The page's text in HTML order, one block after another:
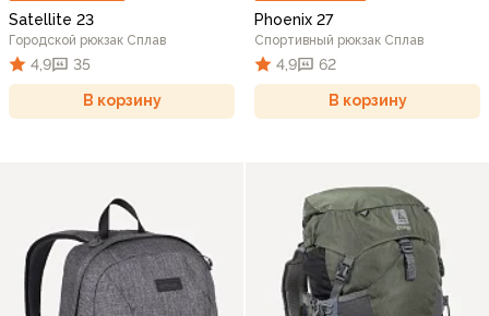
Satellite 23
Городской рюкзак Сплав
4,9 35
В корзину
Phoenix 27
Спортивный рюкзак Сплав
4,9 62
В корзину